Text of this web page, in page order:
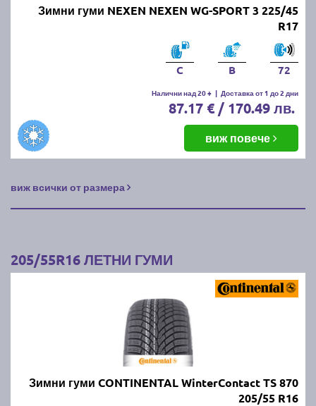
Зимни гуми NEXEN NEXEN WG-SPORT 3 225/45
R17
C B 72
Налични над 20 + | Доставка от 1 до 2 дни
87.17 € / 170.49 лв.
виж повече
виж всички от размера
205/55R16 ЛЕТНИ ГУМИ
Зимни гуми CONTINENTAL WinterContact TS 870
205/55 R16